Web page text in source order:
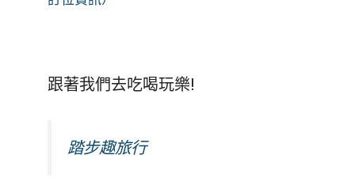
跟著我們去吃喝玩樂!
踏步趣旅行